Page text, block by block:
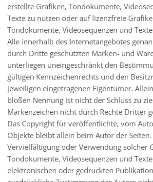
erstellte Grafiken, Tondokumente,
Texte zu nutzen oder auf lizenzfreie
Tondokumente, Videosequenzen und
Alle innerhalb des Internetangebotes
durch Dritte geschützten Marken- und
unterliegen uneingeschränkt den
gültigen Kennzeichenrechts und den
jeweiligen eingetragenen Eigentümer.
bloßen Nennung ist nicht der Schluss zu
Markenzeichen nicht durch Rechte Dritter
Das Copyright für veröffentlichte, vom
Objekte bleibt allein beim Autor der Seiten.
Vervielfältigung oder Verwendung solcher
Tondokumente, Videosequenzen und
elektronischen oder gedruckten